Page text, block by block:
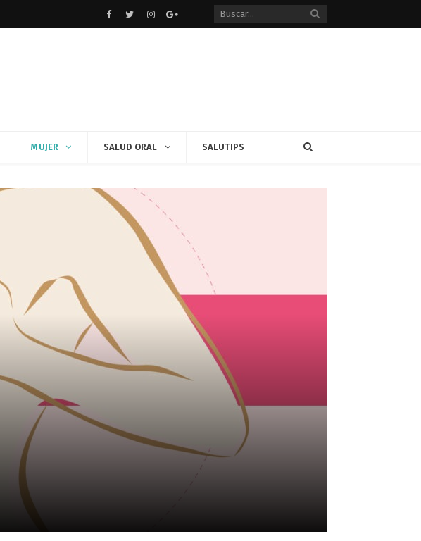
Facebook
TwitterinstagramGoogle+
MUJER SALUD ORAL SALUTIPS